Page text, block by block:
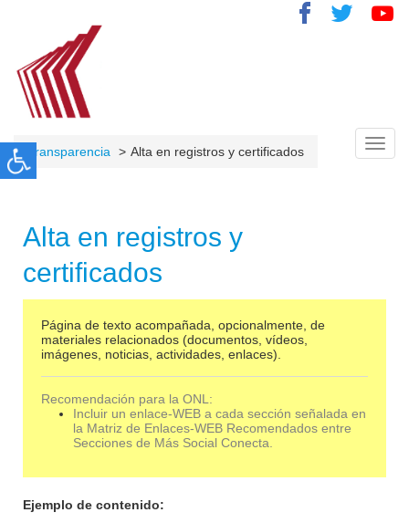
Transparencia Alta en registros y certificados
Alta en registros y
certificados
Página de texto acompañada, opcionalmente, de
materiales relacionados (documentos, vídeos,
imágenes, noticias, actividades, enlaces).
Recomendación para la ONL:
Incluir un enlace-WEB a cada sección señalada en
la Matriz de Enlaces-WEB Recomendados entre
Secciones de Más Social Conecta.
Ejemplo de contenido: